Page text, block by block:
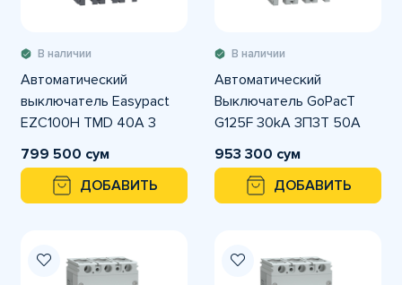
В наличии
Автоматический
выключатель Easypact
EZC100H TMD 40A 3
полюса 3Т
799 500 сум
ДОБАВИТЬ
В наличии
Автоматический
Выключатель GoPacT
G125F 30kA 3П3Т 50A
регулируемый
953 300 сум
ДОБАВИТЬ